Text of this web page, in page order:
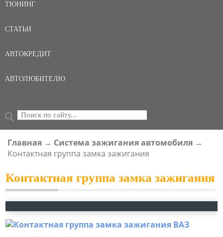
ТЮНИНГ
СТАТЬИ
АВТОКРЕДИТ
АВТОЛЮБИТЕЛЮ
ФОРМА ПОИСКА
Поиск
ВЫ ЗДЕСЬ
Главная → Система зажигания автомобиля →
Контактная группа замка зажигания
Контактная группа замка зажигания